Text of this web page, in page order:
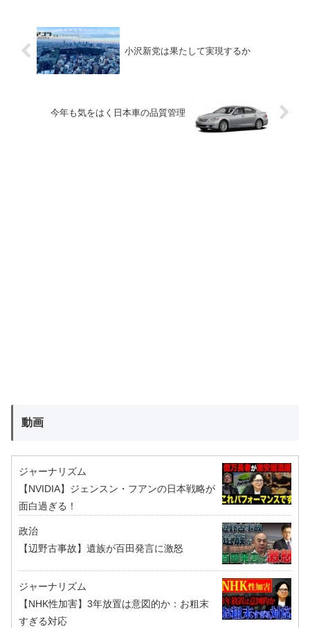
小沢新党は果たして実現するか
今年も気をはく日本車の品質管理
動画
ジャーナリズム
【NVIDIA】ジェンスン・フアンの日本戦略が
面白過ぎる！
政治
【辺野古事故】遺族が百田発言に激怒
ジャーナリズム
【NHK性加害】3年放置は意図的か：お粗末
すぎる対応